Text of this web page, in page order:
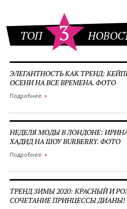
ТОП 3
ЭЛЕГАНТНОСТЬ КАК ТРЕНД:
ОСЕНИ НА ВСЕ ВРЕМЕНА. ФОТО
Подробнее
НЕДЕЛЯ МОДЫ В ЛОНДОНЕ:
ХАДИД НА ШОУ BURBERRY. ФОТО
Подробнее
ТРЕНД ЗИМЫ 2020: КРАСНЫЙ И
СОЧЕТАНИЕ ПРИНЦЕССЫ